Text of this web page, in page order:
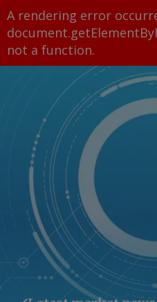
A rendering error
not a function.